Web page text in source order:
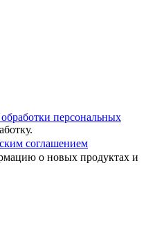
персональных
соглашением
о новых продуктах и